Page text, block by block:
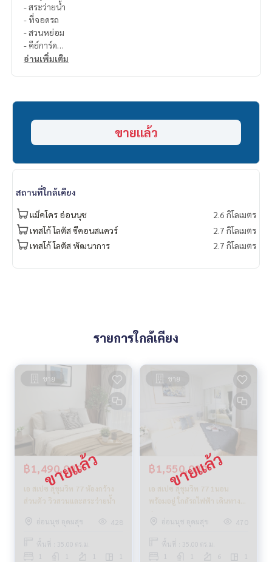
- สระว่ายน้ำ
- ที่จอดรถ
- สวนหย่อม
- คีย์การ์ด
- รปภ.
- MRT สายสีเหลือง เส้นศรีนครินทร์
- เชื่อมต่อถนนศรีนครินทร์ และ สุขุมวิท
- คอมมูนิตี้มอลล์
- บิ๊กซี เอ็กตร้า
- ซีคอนสแควร์​ ศรีนครินทร์
- โลตัสอ่อนนุช
- โรงพยาบาลกล้วยน้ำไท
===============
ยินดีให้คำปรึกษา ยื่นกู้ให้ฟรี
อ่านเพิ่มเติม
ขายแล้ว
สถานที่ใกล้เคียง
แม็คโคร อ่อนนุช
2.6 กิโลเมตร
เทสโก้ โลตัส ซีคอนสแควร์
2.7 กิโลเมตร
เทสโก้ โลตัส​ พัฒนาการ
2.7 กิโลเมตร
รายการใกล้เคียง
ขาย
฿1,490,000
เอ สเปซ สุขุมวิท 77 ห้องกว้าง
ส่วนตัว วิวสวนและสระว่ายน้ำ
อ่อนนุช อุดมสุข 428
พื้นที่ : 35.00 ตร.ม.
ขาย
฿1,550,000
เอ สเปซ สุขุมวิท 77 1นอน
พร้อมอยู่ ใกล้รถไฟฟ้า เดินทาง
สะดวก
อ่อนนุช อุดมสุข
470
พื้นที่ : 35.00 ตร.ม.
6